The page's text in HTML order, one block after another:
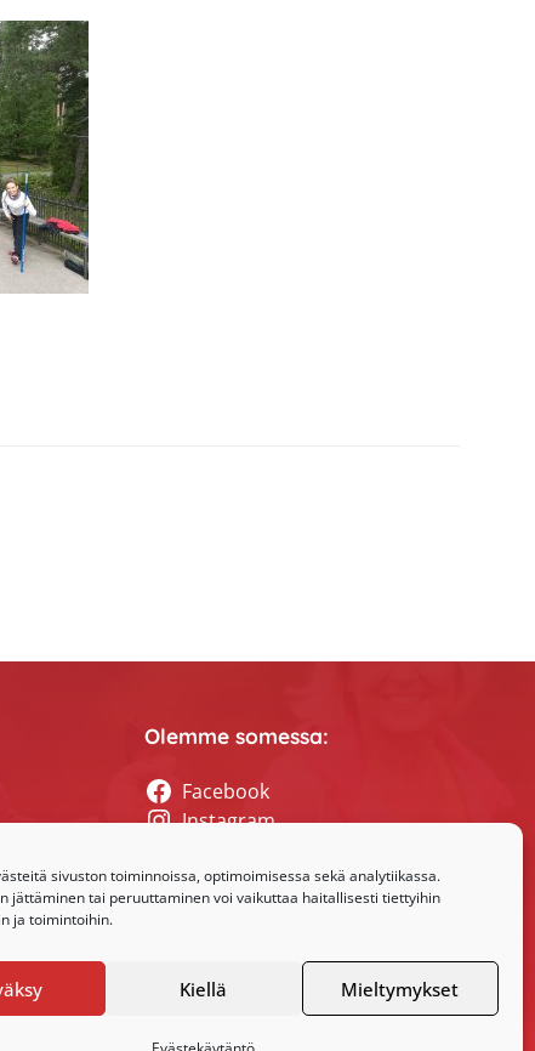
sivuston toiminnoissa, optimoimisessa sekä analytiikassa.
jättäminen tai peruuttaminen voi vaikuttaa haitallisesti tiettyihin
ja toimintoihin.
Kiellä Mieltymykset
Olemme somessa:
Facebook
Instagram